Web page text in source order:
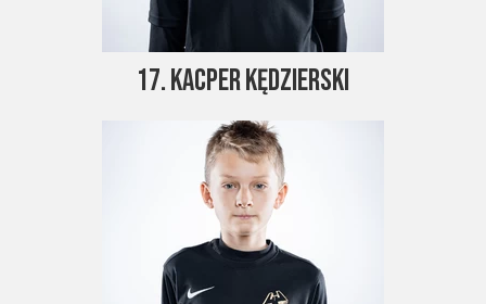
17. Kacper Kędzierski